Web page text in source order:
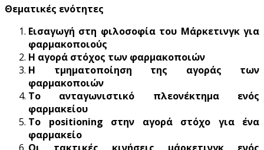
Θεματικές ενότητες
Εισαγωγή στη φιλοσοφία του Μάρκετινγκ για
φαρμακοποιούς
Η αγορά στόχος των φαρμακοποιών
Η τμηματοποίηση της αγοράς των
φαρμακοποιών
Το ανταγωνιστικό πλεονέκτημα ενός
φαρμακείου
Το positioning στην αγορά στόχο για ένα
φαρμακείο